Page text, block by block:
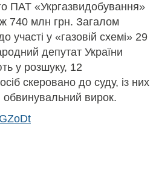
ПАТ «Укргазвидобування»
740 млн грн. Загалом
участі у «газовій схемі» 29
депутат України
у розшуку, 12
скеровано до суду, із них
обвинувальний вирок.